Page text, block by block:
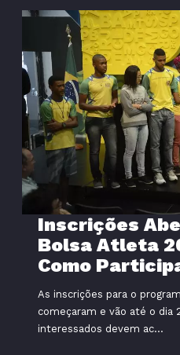
Inscrições
Bolsa Atleta
Como
As inscrições para o
começaram e vão até o dia
interessados devem ac...